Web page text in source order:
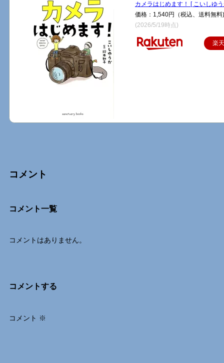
カメラはじめます！ [ こいしゆ
価格：1,540円（税込、送料無料)
(2026/5/19時点)
楽
コメント
コメント一覧
コメントはありません。
コメントする
コメント ※